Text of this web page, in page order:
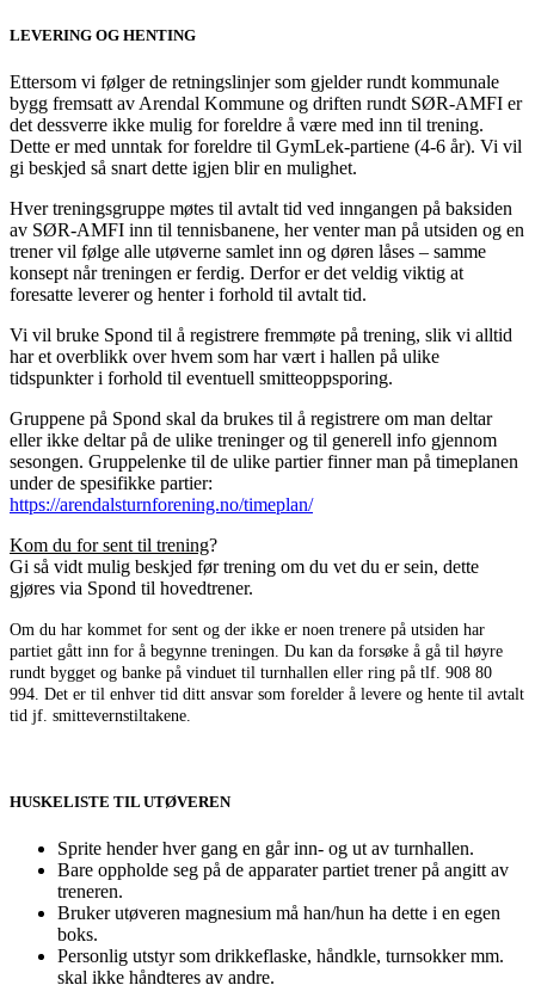
LEVERING OG HENTING
Ettersom vi følger de retningslinjer som gjelder rundt kommunale
bygg fremsatt av Arendal Kommune og driften rundt SØR-AMFI er
det dessverre ikke mulig for foreldre å være med inn til trening.
Dette er med unntak for foreldre til GymLek-partiene (4-6 år). Vi vil
gi beskjed så snart dette igjen blir en mulighet.
Hver treningsgruppe møtes til avtalt tid ved inngangen på baksiden
av SØR-AMFI inn til tennisbanene, her venter man på utsiden og en
trener vil følge alle utøverne samlet inn og døren låses – samme
konsept når treningen er ferdig. Derfor er det veldig viktig at
foresatte leverer og henter i forhold til avtalt tid.
Vi vil bruke Spond til å registrere fremmøte på trening, slik vi alltid
har et overblikk over hvem som har vært i hallen på ulike
tidspunkter i forhold til eventuell smitteoppsporing.
Gruppene på Spond skal da brukes til å registrere om man deltar
eller ikke deltar på de ulike treninger og til generell info gjennom
sesongen. Gruppelenke til de ulike partier finner man på timeplanen
under de spesifikke partier:
https://arendalsturnforening.no/timeplan/
Kom du for sent til trening?
Gi så vidt mulig beskjed før trening om du vet du er sein, dette
gjøres via Spond til hovedtrener.
Om du har kommet for sent og der ikke er noen trenere på utsiden har
partiet gått inn for å begynne treningen. Du kan da forsøke å gå til høyre
rundt bygget og banke på vinduet til turnhallen eller ring på tlf. 908 80
994. Det er til enhver tid ditt ansvar som forelder å levere og hente til avtalt
tid jf. smittevernstiltakene.
HUSKELISTE TIL UTØVEREN
Sprite hender hver gang en går inn- og ut av turnhallen.
Bare oppholde seg på de apparater partiet trener på angitt av
treneren.
Bruker utøveren magnesium må han/hun ha dette i en egen
boks.
Personlig utstyr som drikkeflaske, håndkle, turnsokker mm.
skal ikke håndteres av andre.